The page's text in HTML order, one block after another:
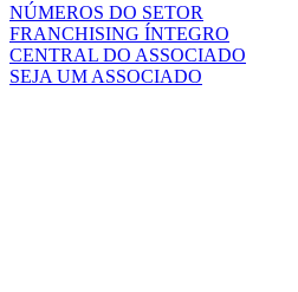
NÚMEROS DO SETOR
FRANCHISING ÍNTEGRO
CENTRAL DO ASSOCIADO
SEJA UM ASSOCIADO